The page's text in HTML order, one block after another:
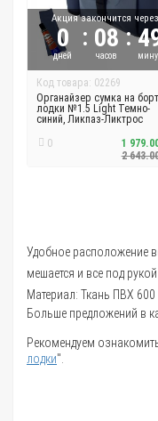
Акция закончится
0
дней
: 08
часов
:
Код товара: 02269
Органайзер сумка на борт
лодки №1.5 Light Темно-
синий, Ликпаз-Ликтрос
0
2
1
Удобное расположение
мешается и все под
Материал: Ткань ПВХ
Больше предложений в
Рекомендуем
лодки".